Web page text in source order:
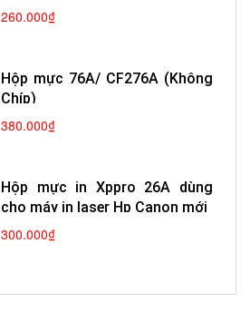
260.000₫
Hộp mực 76A/ CF276A (Không
Chíp)
380.000₫
Hộp mực in Xppro 26A dùng
cho máy in laser Hp Canon mới
300.000₫